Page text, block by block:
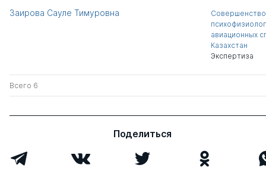
Заирова Сауле Тимуровна
авиационных
Казахстан
Экспертиза
Всего 6
Поделиться